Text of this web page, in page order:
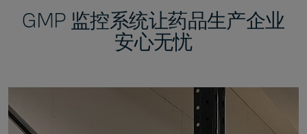
GMP 监控系统让药品生产企业
安心无忧